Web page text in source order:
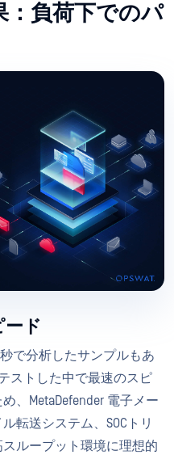
：負荷下でのパ
ド
で分析したサンプルもあ
ストした中で最速のスピ
、MetaDefender 電子メー
転送システム、SOCトリ
ループット環境に理想的